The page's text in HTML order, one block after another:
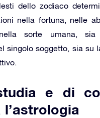
dello zodiaco
nella fortuna, nelle
sorte umana,
singolo soggetto, sia su
e di